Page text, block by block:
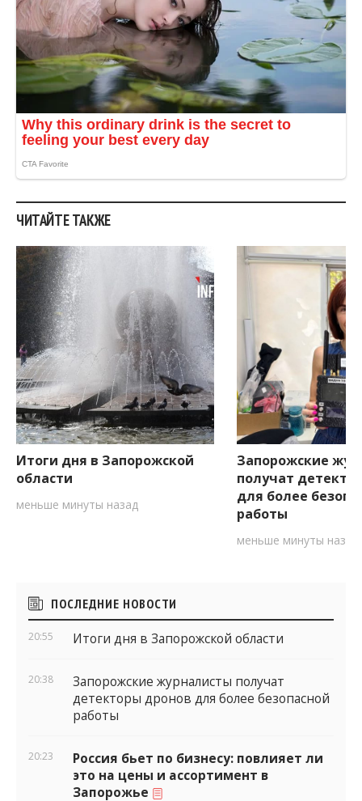
ЧИТАЙТЕ ТАКЖЕ
Итоги дня в Запорожской
области
меньше минуты назад
Запорожские
получат
для более
работы
меньше минуты назад
Боковые
виджеты
ПОСЛЕДНИЕ НОВОСТИ
20:55 Итоги дня в Запорожской области
20:38
Запорожские журналисты получат
детекторы дронов для более безопасной
работы
20:23
Россия бьет по бизнесу: повлияет ли
это на цены и ассортимент в
Запорожье